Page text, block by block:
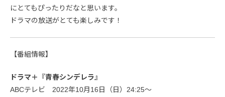
にとてもぴったりだなと思います。
ドラマの放送がとても楽しみです！
【番組情報】
ドラマ＋『青春シンデレラ』
ABCテレビ 2022年10月16日（日）24:25〜